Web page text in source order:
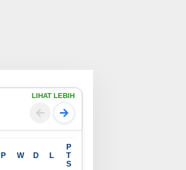
LIHAT LEBIH
P W D L
P
T
S